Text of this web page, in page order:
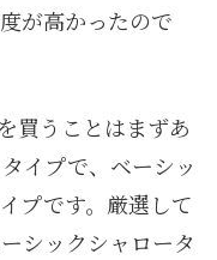
が高かったので
買うことはまずあ
イプで、ベーシッ
プです。厳選して
シックシャロータ